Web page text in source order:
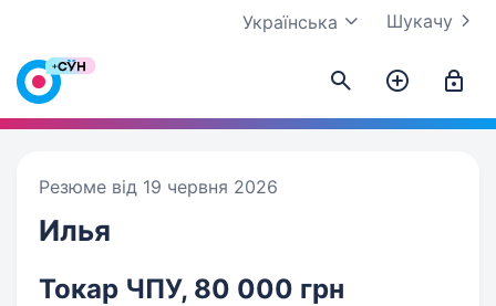
Шукачу
Українська
Резюме від 19 червня 2026
Илья
Токар ЧПУ, 80 000 грн